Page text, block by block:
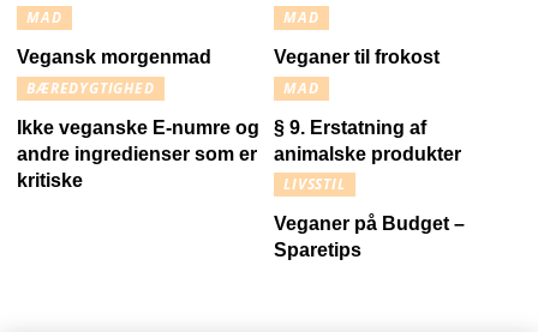
MAD
Vegansk morgenmad
MAD
Veganer til frokost
BÆREDYGTIGHED
Ikke veganske E-numre og
andre ingredienser som er
kritiske
MAD
§ 9. Erstatning af
animalske produkter
LIVSSTIL
Veganer på Budget –
Sparetips